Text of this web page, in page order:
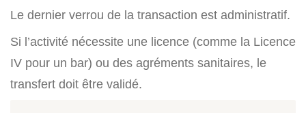
Le dernier verrou de la transaction est administratif.
Si l’activité nécessite une licence (comme la Licence
IV pour un bar) ou des agréments sanitaires, le
transfert doit être validé.